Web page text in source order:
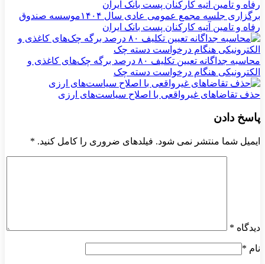
برگزاری جلسه مجمع عمومی عادی سال ۱۴۰۴موسسه صندوق
رفاه و تامین آتیه کارکنان پست بانک ایران
محاسبه جداگانه تعیین تکلیف ۸۰ درصد برگه چک‌های کاغذی و
الکترونیکی هنگام درخواست دسته چک
حذف تقاضاهای غیرواقعی با اصلاح سیاست‌های ارزی
پاسخ دادن
ایمیل شما منتشر نمی شود. فیلدهای ضروری را کامل کنید. *
دیدگاه *
نام *